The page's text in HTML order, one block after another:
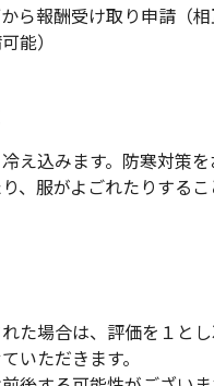
ら報酬受け取り申請（
能）
え込みます。防寒対策を
、服がよごれたりする
れた場合は、評価を１と
いただきます。